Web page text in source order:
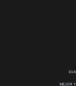
MEJOR